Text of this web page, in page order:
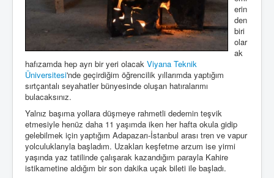
erin
den
biri
olar
ak
hafızamda hep ayrı bir yeri olacak Viyana Teknik
Üniversitesi'nde geçirdiğim öğrencilik yıllarımda yaptığım
sırtçantalı seyahatler bünyesinde oluşan hatıralarımı
bulacaksınız.
Yalnız başıma yollara düşmeye rahmetli dedemin teşvik
etmesiyle henüz daha 11 yaşımda iken her hafta okula gidip
gelebilmek için yaptığım Adapazarı-İstanbul arası tren ve vapur
yolculuklarıyla başladım. Uzakları keşfetme arzum ise yirmi
yaşında yaz tatilinde çalışarak kazandığım parayla Kahire
istikametine aldığım bir son dakika uçak bileti ile başladı.